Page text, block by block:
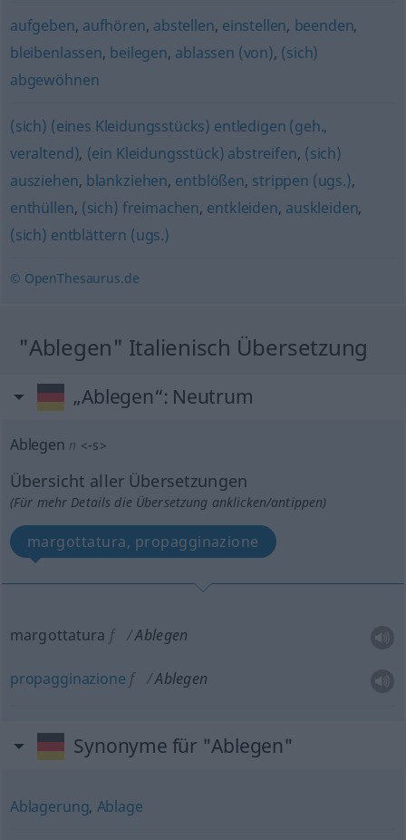
aufgeben, aufhören, abstellen, einstellen, beenden,
bleibenlassen, beilegen, ablassen (von), (sich)
abgewöhnen
(sich) (eines Kleidungsstücks) entledigen (geh.,
veraltend), (ein Kleidungsstück) abstreifen, (sich)
ausziehen, blankziehen, entblößen, strippen (ugs.),
enthüllen, (sich) freimachen, entkleiden, auskleiden,
(sich) entblättern (ugs.)
© OpenThesaurus.de
"Ablegen" Italienisch Übersetzung
„Ablegen“: Neutrum
Ablegen n <-s>
Übersicht aller Übersetzungen
(Für mehr Details die Übersetzung anklicken/antippen)
margottatura, propagginazione
margottatura f Ablegen
propagginazione f Ablegen
Synonyme für "Ablegen"
Ablagerung, Ablage